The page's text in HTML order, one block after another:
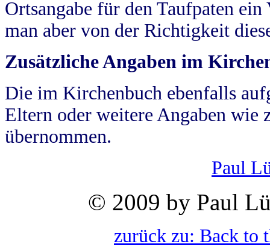
Ortsangabe für den Taufpaten
man aber von der Richtigkeit
Zusätzliche Angaben im
Die im Kirchenbuch ebenfalls
Eltern oder weitere Angaben wie
übernommen.
Paul
© 2009 by Paul
zurück zu: Back to